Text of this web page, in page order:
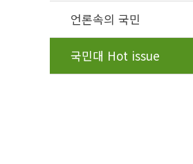
언론속의 국민
국민대 Hot issue